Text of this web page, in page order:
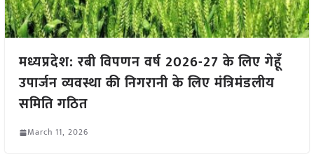
मध्यप्रदेश: रबी विपणन वर्ष 2026-27 के लिए गेहूँ
उपार्जन व्यवस्था की निगरानी के लिए मंत्रिमंडलीय
समिति गठित
March 11, 2026